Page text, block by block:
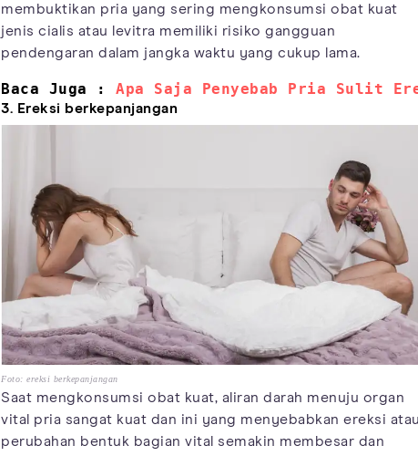
membuktikan pria yang sering mengkonsumsi obat kuat
jenis cialis atau levitra memiliki risiko gangguan
pendengaran dalam jangka waktu yang cukup lama.
Baca Juga : Apa Saja Penyebab Pria Sulit
3. Ereksi berkepanjangan
Foto: ereksi berkepanjangan
Saat mengkonsumsi obat kuat, aliran darah menuju organ
vital pria sangat kuat dan ini yang menyebabkan ereksi
perubahan bentuk bagian vital semakin membesar dan